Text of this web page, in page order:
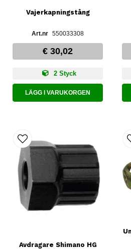
Vajerkapningstång
550033308
€ 30,02
2 Styck
LÄGG I VARUKORGEN
Avdragare Shimano HG